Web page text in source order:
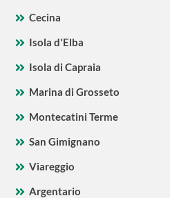
Cecina
Isola d'Elba
Isola di Capraia
Marina di Grosseto
Montecatini Terme
San Gimignano
Viareggio
Argentario